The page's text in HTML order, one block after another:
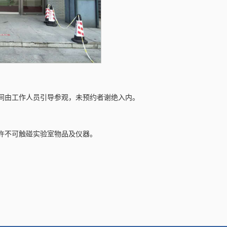
工作人员引导参观，未预约者谢绝入内。
可触碰实验室物品及仪器。